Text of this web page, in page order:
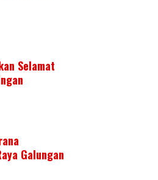
Selamat
Galungan